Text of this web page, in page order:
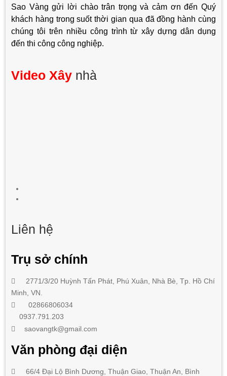
Sao Vàng gửi lời chào trân trọng và cảm ơn đến Quý
khách hàng trong suốt thời gian qua đã đồng hành cùng
chúng tôi trên nhiều công trình từ xây dựng dân dụng
đến thi công công nghiệp.
Video Xâynhà
Liên hệ
Trụ sở chính
2771/3/20 Huỳnh Tấn Phát, Phú Xuân, Nhà Bè, Tp. Hồ Chí
Minh , VN.
02866806034
0937.791.203
saovangtk@gmail.com
Văn phòng đại diện
66/4 Đại Lộ Bình Dương, Thuận Giao, Thuận An, Bình